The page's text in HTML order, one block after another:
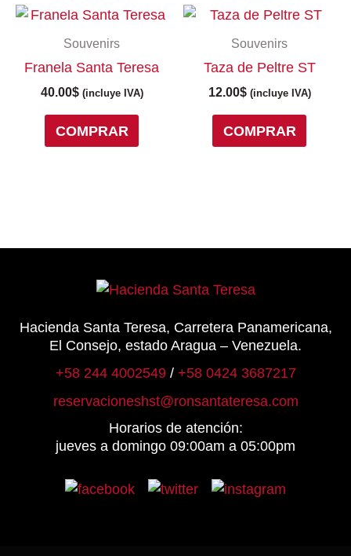
Souvenirs
Franela Santa Teresa
40.00$ (incluye IVA)
COMPRAR
Este
múltiples
variantes.
Las
se
página
producto
Souvenirs
Taza de Peltre ST
12.00$ (incluye IVA)
COMPRAR
Hacienda Santa Teresa, Carretera Panamericana,
El Consejo, estado Aragua – Venezuela.
+58 244 4002549/ +58 0424 3687217
reservacioneshst@ronsantateresa.com
Horarios de atención:
jueves a domingo 09:00am a 05:00pm